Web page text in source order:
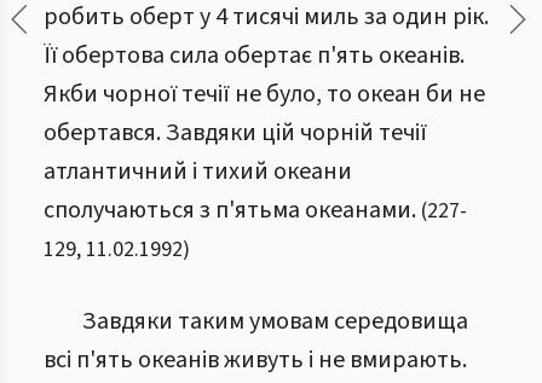
робить оберт у 4 тисячі миль за один рік.
Її обертова сила обертає п'ять океанів.
Якби чорної течії не було, то океан би не
обертався. Завдяки цій чорній течії
атлантичний і тихий океани
сполучаються з п'ятьма океанами. (227-
129, 11.02.1992)
Завдяки таким умовам середовища
всі п'ять океанів живуть і не вмирають.